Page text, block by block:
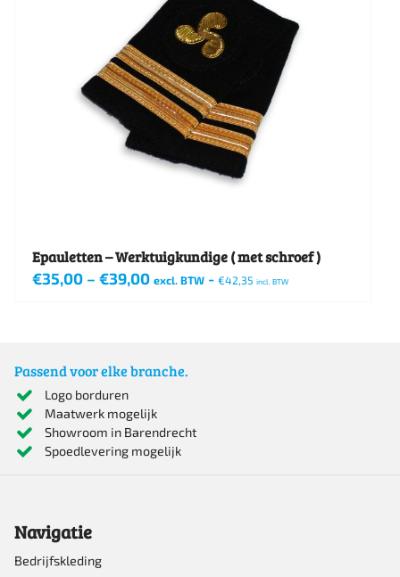
Epauletten – Werktuigkundige ( met schroef )
€35,00 – €39,00 excl. BTW - €42,35 incl. BTW
meerdere
variaties.
Deze
gekozen
worden
Passend voor elke branche.
Logo borduren
Maatwerk mogelijk
Showroom in Barendrecht
Spoedlevering mogelijk
Navigatie
Bedrijfskleding